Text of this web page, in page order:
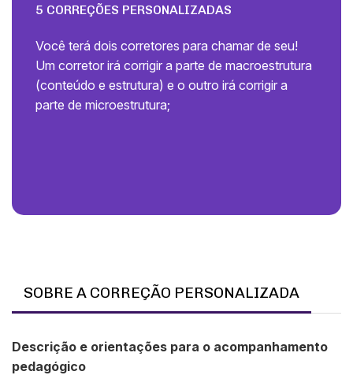
5 CORREÇÕES PERSONALIZADAS
Você terá dois corretores para chamar de seu!
Um corretor irá corrigir a parte de macroestrutura
(conteúdo e estrutura) e o outro irá corrigir a
parte de microestrutura;
SOBRE A CORREÇÃO PERSONALIZADA
Descrição e orientações para o acompanhamento
pedagógico